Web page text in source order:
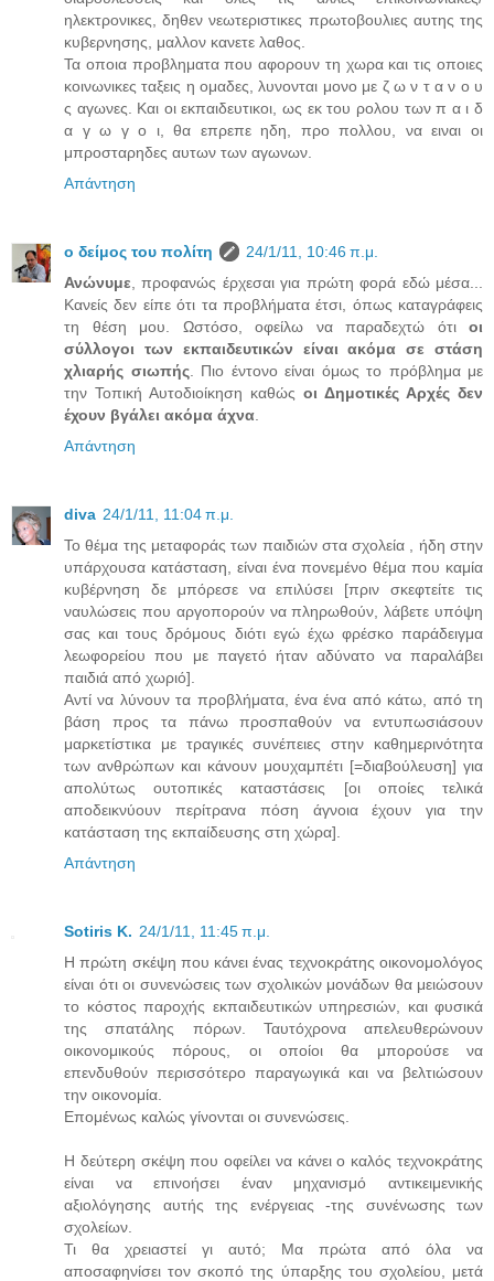
ηλεκτρονικες, δηθεν νεωτεριστικες πρωτοβουλιες αυτης της
κυβερνησης, μαλλον κανετε λαθος.
Τα οποια προβληματα που αφορουν τη χωρα και τις οποιες
κοινωνικες ταξεις η ομαδες, λυνονται μονο με ζ ω ν τ α ν ο υ
ς αγωνες. Και οι εκπαιδευτικοι, ως εκ του ρολου των π α ι δ
α γ ω γ ο ι, θα επρεπε ηδη, προ πολλου, να ειναι οι
μπροσταρηδες αυτων των αγωνων.
Απάντηση
ο δείμος του πολίτη
24/1/11, 10:46 π.μ.
Ανώνυμε , προφανώς έρχεσαι για πρώτη φορά εδώ μέσα...
Κανείς δεν είπε ότι τα προβλήματα έτσι, όπως καταγράφεις
τη θέση μου. Ωστόσο, οφείλω να παραδεχτώ ότι οι
σύλλογοι των εκπαιδευτικών είναι ακόμα σε στάση
χλιαρής σιωπής. Πιο έντονο είναι όμως το πρόβλημα με
την Τοπική Αυτοδιοίκηση καθώς οι Δημοτικές Αρχές δεν
έχουν βγάλει ακόμα άχνα
Απάντηση
diva 24/1/11, 11:04 π.μ.
Το θέμα της μεταφοράς των παιδιών στα σχολεία , ήδη στην
υπάρχουσα κατάσταση, είναι ένα πονεμένο θέμα που καμία
κυβέρνηση δε μπόρεσε να επιλύσει [πριν σκεφτείτε τις
ναυλώσεις που αργοπορούν να πληρωθούν, λάβετε υπόψη
σας και τους δρόμους διότι εγώ έχω φρέσκο παράδειγμα
λεωφορείου που με παγετό ήταν αδύνατο να παραλάβει
παιδιά από χωριό].
Αντί να λύνουν τα προβλήματα, ένα ένα από κάτω, από τη
βάση προς τα πάνω προσπαθούν να εντυπωσιάσουν
μαρκετίστικα με τραγικές συνέπειες στην καθημερινότητα
των ανθρώπων και κάνουν μουχαμπέτι [=διαβούλευση] για
απολύτως ουτοπικές καταστάσεις [οι οποίες τελικά
αποδεικνύουν περίτρανα πόση άγνοια έχουν για την
κατάσταση της εκπαίδευσης στη χώρα].
Απάντηση
Sotiris K. 24/1/11, 11:45 π.μ.
Η πρώτη σκέψη που κάνει ένας τεχνοκράτης οικονομολόγος
είναι ότι οι συνενώσεις των σχολικών μονάδων θα μειώσουν
το κόστος παροχής εκπαιδευτικών υπηρεσιών, και φυσικά
της σπατάλης πόρων. Ταυτόχρονα απελευθερώνουν
οικονομικούς πόρους, οι οποίοι θα μπορούσε να
επενδυθούν περισσότερο παραγωγικά και να βελτιώσουν
την οικονομία.
Επομένως καλώς γίνονται οι συνενώσεις.
Η δεύτερη σκέψη που οφείλει να κάνει ο καλός τεχνοκράτης
είναι να επινοήσει έναν μηχανισμό αντικειμενικής
αξιολόγησης αυτής της ενέργειας -της συνένωσης των
σχολείων.
Τι θα χρειαστεί γι αυτό; Μα πρώτα από όλα να
αποσαφηνίσει τον σκοπό της ύπαρξης του σχολείου, μετά